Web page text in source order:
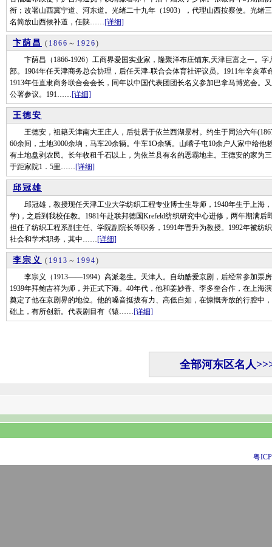
衔；改署山西冀宁道、河东道。光绪二十九年（1903），代理山西按察使。光绪
名简放山西候补道，任陕……[详细]
卞荫昌 ( 1866 ～ 1926)
卞荫昌（1866-1926）工商界爱国实业家，隆聚洋布庄铺东,天津巨富之一。字
部。1904年任天津商务总会协理，后任天津-联合会体育社评议员。1911年辛亥
1913年任直隶商务联合会会长，同年以中国代表团团长名义参加巴拿马博览会。
公署参议。191……[详细]
王德安
王德安，祖籍天津南大王庄人，后徙居于依兰西湖景村。约生于同治六年
60余间，土地3000余垧，马车20余辆。牛车1O余辆。山嘴子屯10余户人家中给
有土地盘剥农民。长年收租千石以上，为依兰县有名的恶霸地主。王德安的家为
于距家院1．5里……[详细]
邱冠雄
邱冠雄，教授现任天津工业大学纺织工程专业博士生导师，1940年生于上海
学)，之后到我校任教。1981年赴联邦德国Krefeld纺织研究中心进修，两年期满
担任了纺织工程系副主任、学院副院长等职务，1991年晋升为教授。1992年被纺
社会和学术职务，其中……[详细]
李宗义 ( 1913 ～ 1994)
李宗义（1913——1994）高派老生。天津人。自幼酷爱京剧，后经常参加票房
1939年拜鲍吉祥为师，并正式下海。40年代，他和姜妙香、李多奎合作，在上海
奠定了他在京剧界的地位。他的嗓音挺拔有力、高低自如，在慷慨奔放的行腔中
础上，有所创新。代表剧目有《辕……[详细]
全部河东区名人
粤